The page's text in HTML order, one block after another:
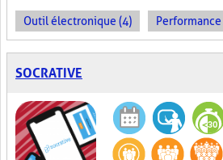
Outil électronique (4) Performance
SOCRATIVE